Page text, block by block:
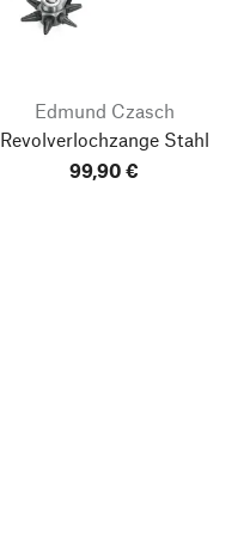
Edmund Czasch
Revolverlochzange Stahl
99,90 €